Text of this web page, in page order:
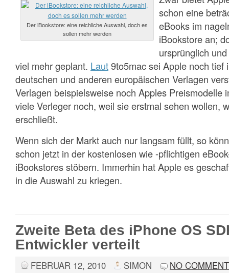
Der iBookstore: eine reichliche Auswahl, doch es
sollen mehr werden
schon eine
eBooks im
iBookstore an;
ursprünglich
viel mehr geplant. Laut9to5mac sei Apple noch tief
deutschen und anderen europäischen Verlagen
Verlagen beispielsweise noch Apples Preismodelle
viele Verleger noch, weil sie erstmal sehen wollen,
erschließt.
Wenn sich der Markt auch nur langsam füllt, so
schon jetzt in der kostenlosen wie -pflichtigen
iBookstores stöbern. Immerhin hat Apple es
in die Auswahl zu kriegen.
Zweite Beta des iPhone OS
Entwickler verteilt
FEBRUAR 12, 2010 SIMON NO